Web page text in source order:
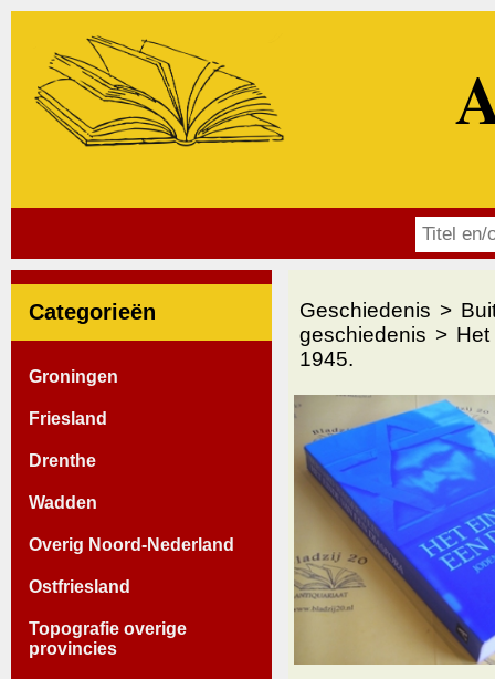
Categorieën
Groningen
Friesland
Drenthe
Wadden
Overig Noord-Nederland
Ostfriesland
Topografie overige
provincies
Geschiedenis
geschiedenis
1945.